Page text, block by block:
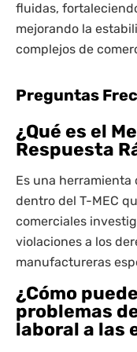
fluidas,
mejorando la
complejos de
Preguntas
¿Qué es el
Respuesta
Es una
dentro del T-MEC
comerciales
violaciones a los
manufactureras
¿Cómo
problemas
laboral a las